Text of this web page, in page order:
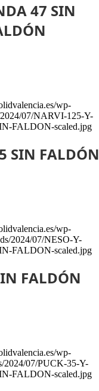
47 SIN
SIN FALDÓN
FALDÓN